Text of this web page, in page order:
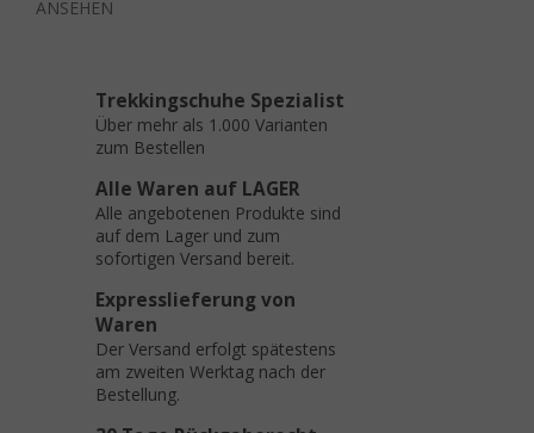
ANSEHEN
Trekkingschuhe Spezialist
Über mehr als 1.000 Varianten
zum Bestellen
Alle Waren auf LAGER
Alle angebotenen Produkte sind
auf dem Lager und zum
sofortigen Versand bereit.
Expresslieferung von
Waren
Der Versand erfolgt spätestens
am zweiten Werktag nach der
Bestellung.